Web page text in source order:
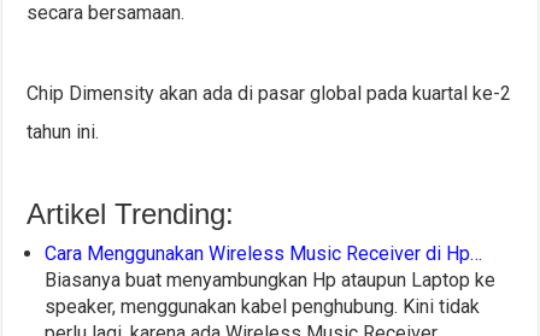
secara bersamaan.
Chip Dimensity akan ada di pasar global pada kuartal ke-2
tahun ini.
Artikel Trending:
Cara Menggunakan Wireless Music Receiver di Hp…
Biasanya buat menyambungkan Hp ataupun Laptop ke
speaker, menggunakan kabel penghubung. Kini tidak